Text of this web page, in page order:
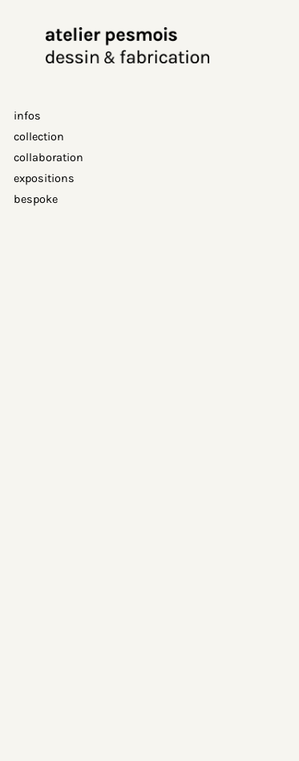
contenu
infos
collection
collaboration
expositions
bespoke